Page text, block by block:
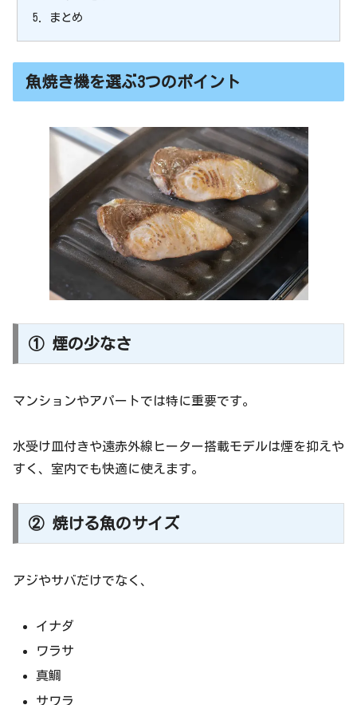
まとめ
魚焼き機を選ぶ3つのポイント
① 煙の少なさ
マンションやアパートでは特に重要です。
水受け皿付きや遠赤外線ヒーター搭載モデルは煙を抑えや
すく、室内でも快適に使えます。
② 焼ける魚のサイズ
アジやサバだけでなく、
イナダ
ワラサ
真鯛
サワラ